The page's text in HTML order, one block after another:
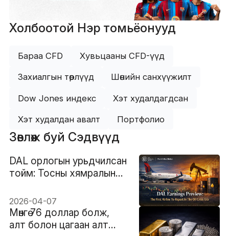
Холбоотой Нэр томьёонууд
Бараа CFD Хувьцааны CFD-үүд
Захиалгын төрлүүд Шөнийн санхүүжилт
Dow Jones индекс Хэт худалдагдсан
Хэт худалдан авалт Портфолио
Зөвлөж буй Сэдвүүд
DAL орлогын урьдчилсан
тойм: Тосны хямралын
анхны авиакомпани
2026-04-07
Мөнгө 76 доллар болж,
алт болон цагаан алт